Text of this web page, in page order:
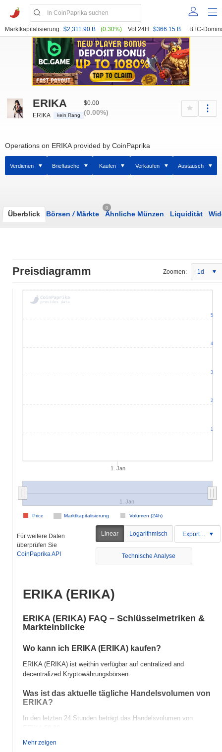
Marktkapitalisierung: $2,311.90 B (0.30%) Vol 24H: $366.15 B BTC-
ERIKA
ERIKA kein Rang
$0.00
(0.00%)
Operations on ERIKA provided by CoinPaprika
Verdienen Brieftasche Kaufen Verkaufen Austausch
Überblick Börsen /Märkte
0
Ähnliche Münzen Liquidität
Preisdiagramm Zoomen: 1d
1. Jan
Marktkapitalisierung Volumen (24h)
Price
1. Jan
1
2
3
4
5
Für weitere Daten
überprüfen Sie
CoinPaprika API
Linear Logarithmisch Exportieren
Technische Analyse
ERIKA (ERIKA)
ERIKA (ERIKA) FAQ – Schlüsselmetriken &
Markteinblicke
Wo kann ich ERIKA (ERIKA) kaufen?
ERIKA (ERIKA) ist weithin verfügbar auf centralized and
decentralized Kryptowährungsbörsen.
Was ist das aktuelle tägliche Handelsvolumen von
ERIKA?
In den letzten 24 Stunden beträgt das Handelsvolumen von
Was ist die Preisspanne von ERIKA in der
Mehr zeigen